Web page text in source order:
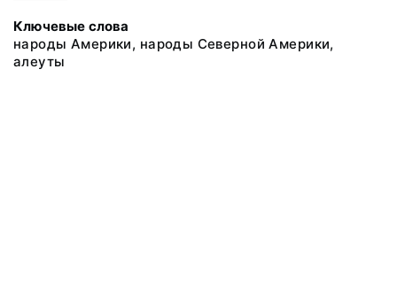
Ключевые слова
народы Америки, народы Северной Америки,
алеуты